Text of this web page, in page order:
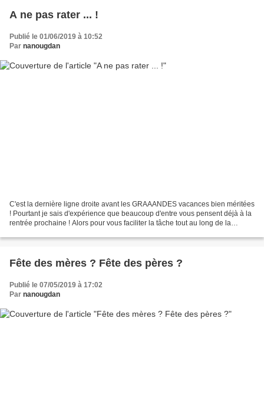
A ne pas rater ... !
Publié le 01/06/2019 à 10:52
Par nanougdan
C'est la dernière ligne droite avant les GRAAANDES vacances bien méritées
! Pourtant je sais d'expérience que beaucoup d'entre vous pensent déjà à la
rentrée prochaine ! Alors pour vous faciliter la tâche tout au long de la
Fête des mères ? Fête des pères ?
Publié le 07/05/2019 à 17:02
Par nanougdan